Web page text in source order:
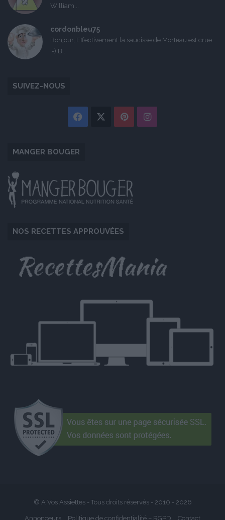
William...
cordonbleu75
Bonjour, Effectivement la saucisse de Morteau est crue
:-) B...
SUIVEZ-NOUS
Facebook PinterestInstagram
MANGER BOUGER
NOS RECETTES APPROUVÉES
© A Vos Assiettes - Tous droits réservés - 2010 - 2026
Annonceurs Politique de confidentialité – RGPD Contact